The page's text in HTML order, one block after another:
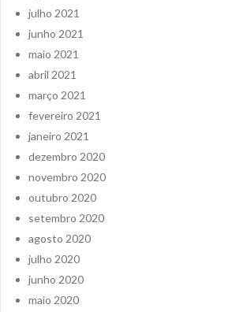
julho 2021
junho 2021
maio 2021
abril 2021
março 2021
fevereiro 2021
janeiro 2021
dezembro 2020
novembro 2020
outubro 2020
setembro 2020
agosto 2020
julho 2020
junho 2020
maio 2020